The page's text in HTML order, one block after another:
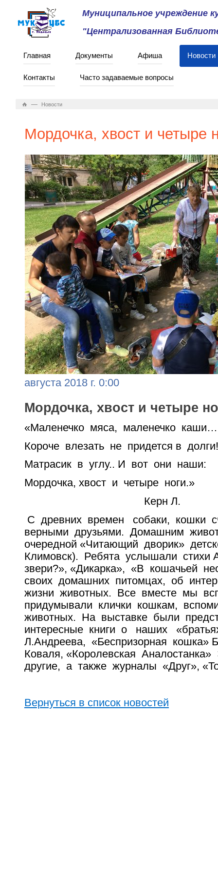
Муниципальное учреждение
"Централизованная
Главная Документы Афиша Новости
Контакты Часто задаваемые вопросы
— Новости
Мордочка, хвост и четыре
августа 2018 г. 0:00
Мордочка, хвост и четыре
«Маленечко мяса, маленечко каши…
Короче влезать не придется в долги!
Матрасик в углу.. И вот они наши:
Мордочка, хвост и четыре ноги.»
Керн Л.
С древних времен собаки, кошки
верными друзьями. Домашним
очередной «Читающий дворик»
Климовск). Ребята услышали
звери?», «Дикарка», «В кошачьей
своих домашних питомцах, об
жизни животных. Все вместе мы
придумывали клички кошкам,
животных. На выставке были
интересные книги о наших
Л.Андреева, «Беспризорная
Коваля, «Королевская
другие, а также журналы «Друг»,
Вернуться в список новостей